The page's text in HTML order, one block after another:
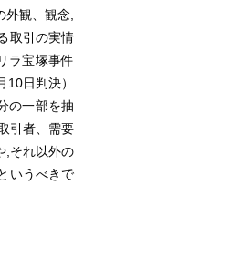
外観、観念,
取引の実情
ラ宝塚事件
日判決）
の一部を抽
引者、需要
,それ以外の
いうべきで